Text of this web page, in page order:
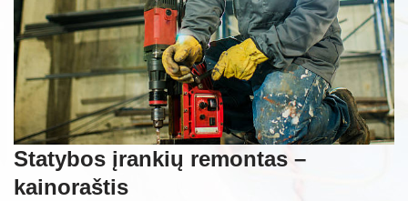
Statybos įrankių remontas –
kainoraštis